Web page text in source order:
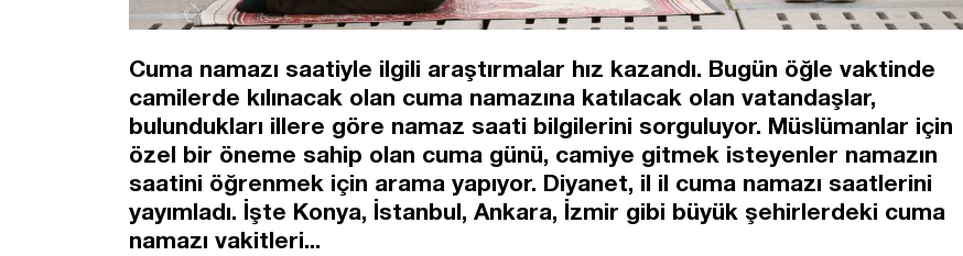
Cuma namazı saatiyle ilgili araştırmalar hız kazandı. Bugün öğle vaktinde
camilerde kılınacak olan cuma namazına katılacak olan vatandaşlar,
bulundukları illere göre namaz saati bilgilerini sorguluyor. Müslümanlar için
özel bir öneme sahip olan cuma günü, camiye gitmek isteyenler namazın
saatini öğrenmek için arama yapıyor. Diyanet, il il cuma namazı saatlerini
yayımladı. İşte Konya, İstanbul, Ankara, İzmir gibi büyük şehirlerdeki cuma
namazı vakitleri...